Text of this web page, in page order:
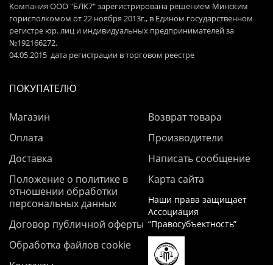
Компания ООО "БЛК7" зарегистрирована решением Минским
горисполкомом от 22 ноября 2013г., в Едином государственном
регистре юр. лиц и индивидуальных предпринимателей за
№192166272.
04.05.2015 дата регистрации в торговом реестре
ПОКУПАТЕЛЮ
Магазин
Оплата
Доставка
Положение о политике в
отношении обработки
персональных данных
Договор публичной оферты
Обработка файлов cookie
Возврат товара
Производители
Написать сообщение
Карта сайта
Наши права защищает
Ассоциация
“Правосубъектность”